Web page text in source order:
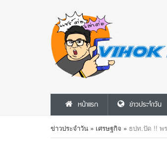
หน้าแรก ข่าวประจำวัน
ข่าวประจำวัน » เศรษฐกิจ » ธปท.ปัด !! พ